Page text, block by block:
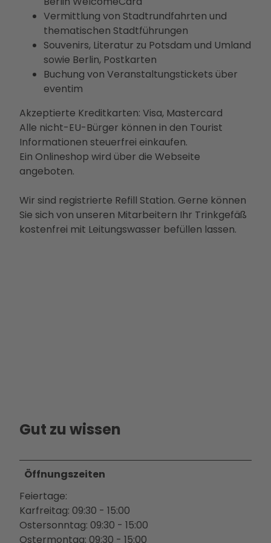
Betei
ligun
gsan
gebo
te
PMS
Vera
nstal
tung
en
Press
Medi
ense
rvice
Vermittlung von Stadtrundfahrten und
thematischen Stadtführungen
Souvenirs, Literatur zu Potsdam und Umland
sowie Berlin, Postkarten
Buchung von Veranstaltungstickets über
eventim
Akzeptierte Kreditkarten: Visa, Mastercard
Alle nicht-EU-Bürger können in den Tourist
Informationen steuerfrei einkaufen.
Ein Onlineshop wird über die Webseite
angeboten.
Wir sind registrierte Refill Station. Gerne können
Sie sich von unseren Mitarbeitern Ihr Trinkgefäß
kostenfrei mit Leitungswasser befüllen lassen.
Gut zu wissen
Öffnungszeiten
Feiertage:
Karfreitag: 09:30 - 15:00
Ostersonntag: 09:30 - 15:00
Ostermontag: 09:30 - 15:00